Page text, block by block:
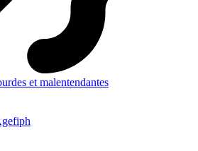
et malentendantes